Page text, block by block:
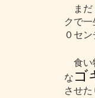
まだ
クで
０セ
食い
な ゴ
させ